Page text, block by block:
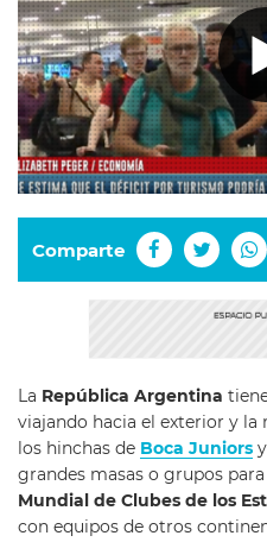
Comparte
La República Argentina
viajando hacia el exterior y
los hinchas de Boca Juniors y
grandes masas o grupos
Mundial de Clubes de los
con equipos de otros